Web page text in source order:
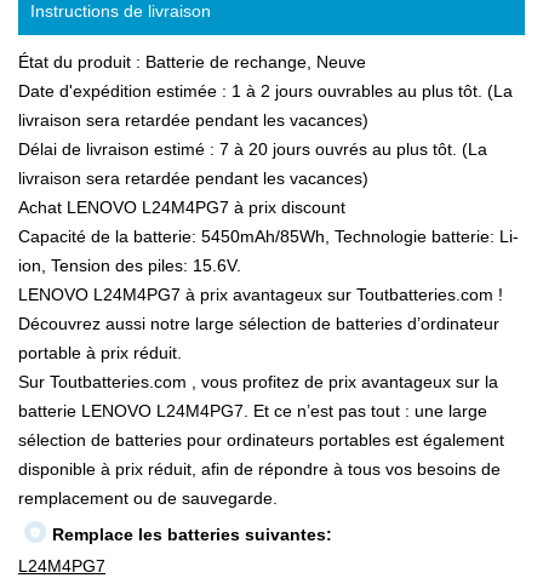
Instructions de livraison
État du produit : Batterie de rechange, Neuve
Date d'expédition estimée : 1 à 2 jours ouvrables au plus tôt. (La
livraison sera retardée pendant les vacances)
Délai de livraison estimé : 7 à 20 jours ouvrés au plus tôt. (La
livraison sera retardée pendant les vacances)
Achat LENOVO L24M4PG7 à prix discount
Capacité de la batterie: 5450mAh/85Wh, Technologie batterie: Li-
ion, Tension des piles: 15.6V.
LENOVO L24M4PG7 à prix avantageux sur Toutbatteries.com !
Découvrez aussi notre large sélection de batteries d’ordinateur
portable à prix réduit.
Sur Toutbatteries.com , vous profitez de prix avantageux sur la
batterie LENOVO L24M4PG7. Et ce n’est pas tout : une large
sélection de batteries pour ordinateurs portables est également
disponible à prix réduit, afin de répondre à tous vos besoins de
remplacement ou de sauvegarde.
Remplace les batteries suivantes:
L24M4PG7